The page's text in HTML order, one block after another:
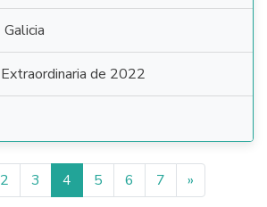
Galicia
Extraordinaria de 2022
2 3 4 5 6 7 »